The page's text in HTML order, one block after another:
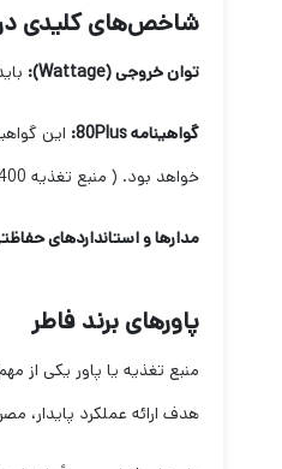
شاخص‌های کلیدی در
توان خروجی (Wattage):
گواهینامه 80Plus:
خواهد بود. ( منبع تغذیه 400 وات اوست Awest )
مدارها و استانداردهای
پاورهای برند فاطر
هدف ارائه عملکرد پایدار،